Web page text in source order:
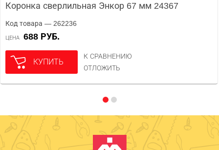
Коронка сверлильная Энкор 67 мм 24367
Код товара — 262236
ЦЕНА 688 РУБ.
КУПИТЬ
К СРАВНЕНИЮ
ОТЛОЖИТЬ